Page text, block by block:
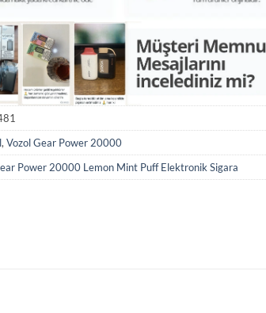
, Vozol Gear Power 20000
Power 20000 Lemon Mint Puff Elektronik Sigara